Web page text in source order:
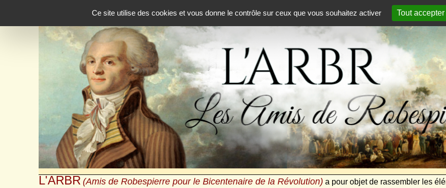
Ce site utilise des cookies et vous donne le contrôle sur ceux que vous souhaitez activer
Tout accepter
L'ARBR (Amis de Robespierre pour le Bicentenaire de la Révolution) a pour objet de rassembler les